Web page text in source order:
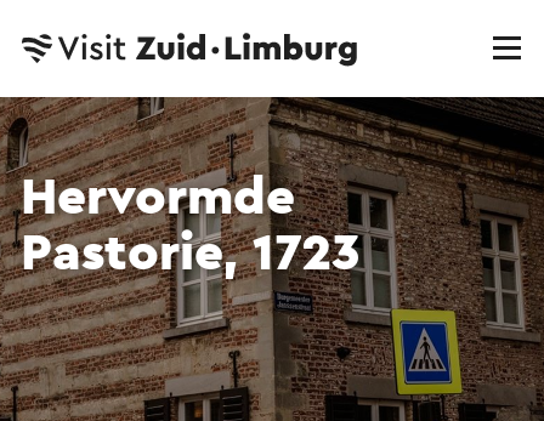
Hervormde
Pastorie, 1723